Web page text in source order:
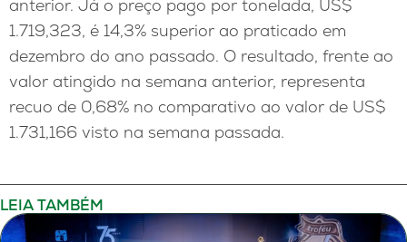
anterior. Já o preço pago por tonelada, US$
1.719,323, é 14,3% superior ao praticado em
dezembro do ano passado. O resultado, frente ao
valor atingido na semana anterior, representa
recuo de 0,68% no comparativo ao valor de US$
1.731,166 visto na semana passada.
LEIA TAMBÉM